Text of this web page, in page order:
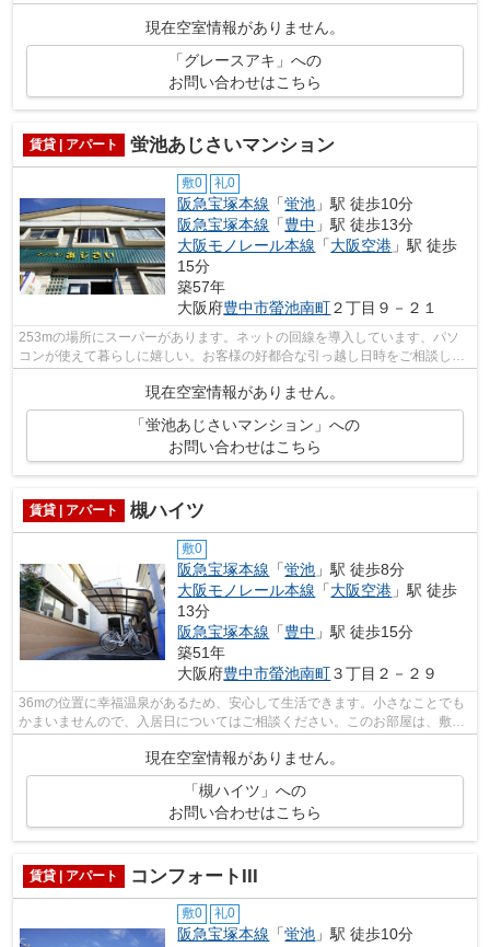
メ。快適な生活をお約束する角部屋で涼し...
現在空室情報がありません。
「グレースアキ」への
お問い合わせはこちら
賃貸 | アパート 蛍池あじさいマンション
敷0 礼0
阪急宝塚本線 「蛍池 」駅 徒歩10分
阪急宝塚本線 「豊中 」駅 徒歩13分
大阪モノレール本線 「大阪空港 」駅 徒歩
15分
築57年
大阪府豊中市螢池南町２丁目９－２１
253mの場所にスーパーがあります。ネットの回線を導入しています、パソ
コンが使えて暮らしに嬉しい。お客様の好都合な引っ越し日時をご相談して
現在空室情報がありません。
「蛍池あじさいマンション」への
お問い合わせはこちら
賃貸 | アパート 槻ハイツ
敷0
阪急宝塚本線 「蛍池 」駅 徒歩8分
大阪モノレール本線 「大阪空港 」駅 徒歩
13分
阪急宝塚本線 「豊中 」駅 徒歩15分
築51年
大阪府豊中市螢池南町３丁目２－２９
36mの位置に幸福温泉があるため、安心して生活できます。小さなことでも
かまいませんので、入居日についてはご相談ください。このお部屋は、敷金
ゼロ円なので引っ越し費用の節約にもな...
現在空室情報がありません。
「槻ハイツ」への
お問い合わせはこちら
賃貸 | アパート コンフォートIII
敷0 礼0
阪急宝塚本線 「蛍池 」駅 徒歩10分